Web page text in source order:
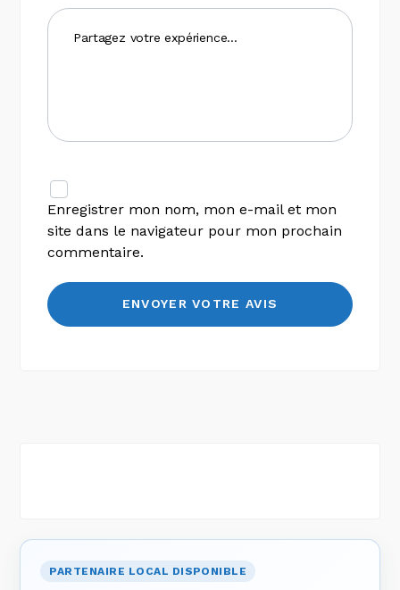
Enregistrer mon nom, mon e-mail et mon
site dans le navigateur pour mon prochain
commentaire.
PARTENAIRE LOCAL DISPONIBLE